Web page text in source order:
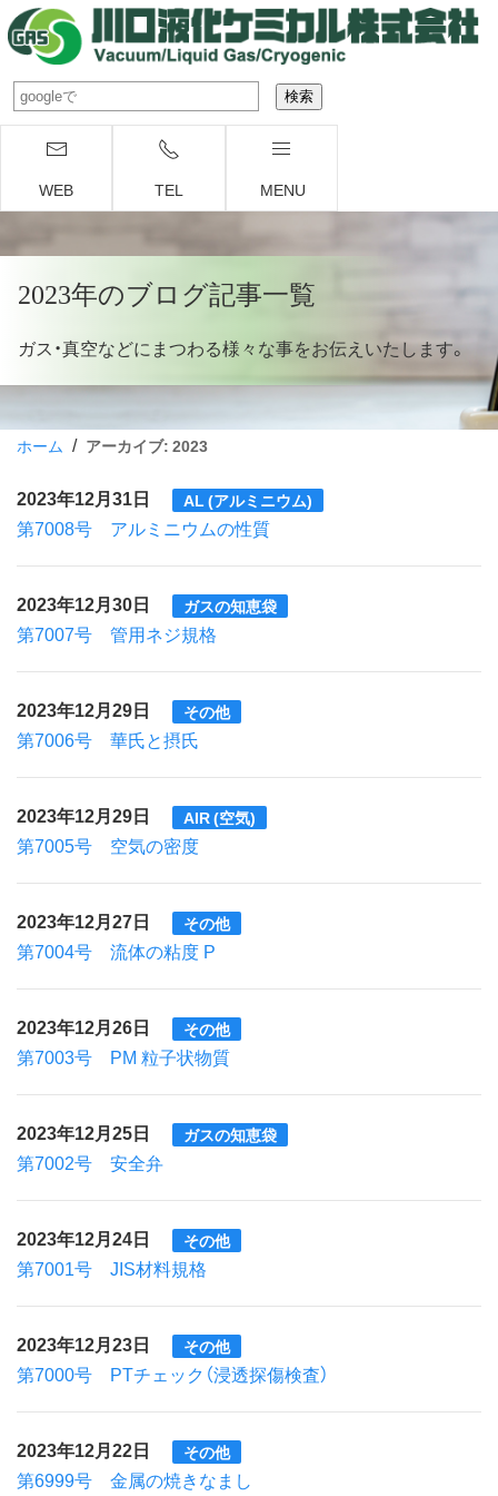
WEB TEL MENU
2023年のブログ記事一覧
ガス・真空などにまつわる様々な事をお伝えいたします。
ホーム / アーカイブ: 2023
2023年12月31日 AL (アルミニウム)
第7008号 アルミニウムの性質
2023年12月30日 ガスの知恵袋
第7007号 管用ネジ規格
2023年12月29日 その他
第7006号 華氏と摂氏
2023年12月29日 AIR (空気)
第7005号 空気の密度
2023年12月27日 その他
第7004号 流体の粘度 P
2023年12月26日 その他
第7003号 PM 粒子状物質
2023年12月25日 ガスの知恵袋
第7002号 安全弁
2023年12月24日 その他
第7001号 JIS材料規格
2023年12月23日 その他
第7000号 PTチェック（浸透探傷検査）
2023年12月22日 その他
第6999号 金属の焼きなまし